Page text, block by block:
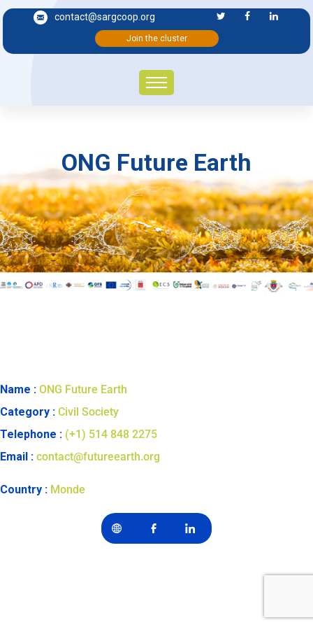
contact@sargcoop.org
Join the cluster
ONG Future Earth
Name : ONG Future Earth
Category : Civil Society
Telephone : (+1) 514 848 2275
Email : contact@futureearth.org
Country : Monde